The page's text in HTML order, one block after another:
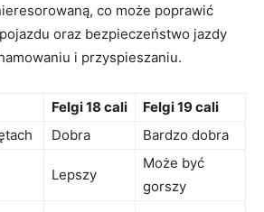
co może poprawić
oraz bezpieczeństwo jazdy
i przyspieszaniu.
Felgi 18 cali
Felgi 19 cali
Dobra Bardzo dobra
Lepszy
Może być
gorszy